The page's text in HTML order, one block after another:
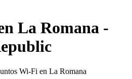
La Romana -
Wi-Fi en La Romana